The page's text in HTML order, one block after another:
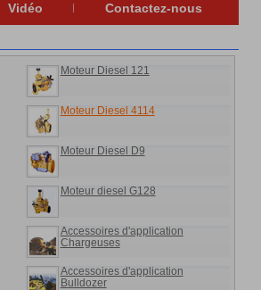
Vidéo Contactez-nous
Moteur Diesel 121
Moteur Diesel 4114
Moteur Diesel D9
Moteur diesel G128
Accessoires d'application
Chargeuses
Accessoires d'application
Bulldozer